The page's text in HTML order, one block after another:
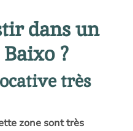
dans un
?
très
zone sont très